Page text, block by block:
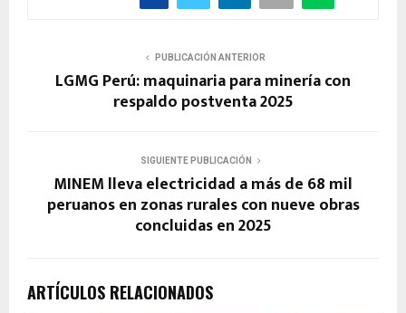
PUBLICACIÓN ANTERIOR
LGMG Perú: maquinaria para minería con
respaldo postventa 2025
SIGUIENTE PUBLICACIÓN
MINEM lleva electricidad a más de 68 mil
peruanos en zonas rurales con nueve obras
concluidas en 2025
ARTÍCULOS RELACIONADOS